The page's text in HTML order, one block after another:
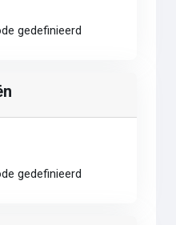
gedefinieerd
gedefinieerd